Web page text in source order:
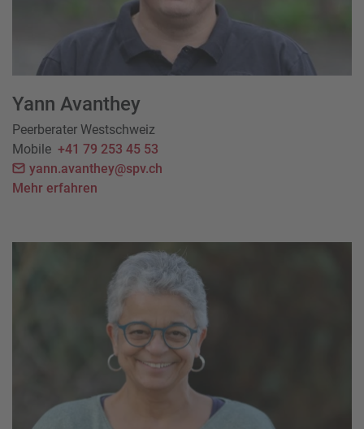
Yann Avanthey
Peerberater Westschweiz
Mobile +41 79 253 45 53
yann.avanthey@spv.ch
Mehr erfahren